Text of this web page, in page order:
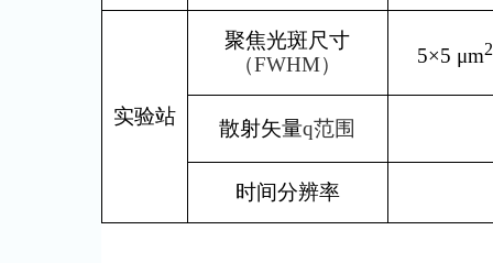
实验站
聚焦光斑尺寸
（FWHM）
5×5 μm2
散射矢量q范围
时间分辨率